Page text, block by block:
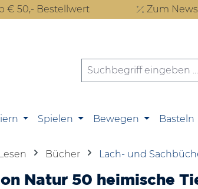
€ 50,- Bestellwert Zum
Spielen Bewegen Basteln
Bücher Lach- und
Natur 50 heimische